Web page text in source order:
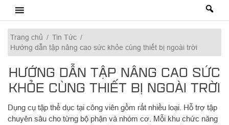
content
Trang chủ / Tin Tức /
Hướng dẫn tập nâng cao sức khỏe cùng thiết bị ngoài trời
HƯỚNG DẪN TẬP NÂNG CAO SỨC
KHỎE CÙNG THIẾT BỊ NGOÀI TRỜI
Dụng cụ tập thể dục tại công viên gồm rất nhiều loại. Hỗ trợ tập
chuyên sâu cho từng bộ phận và nhóm cơ. Mỗi khu chức năng